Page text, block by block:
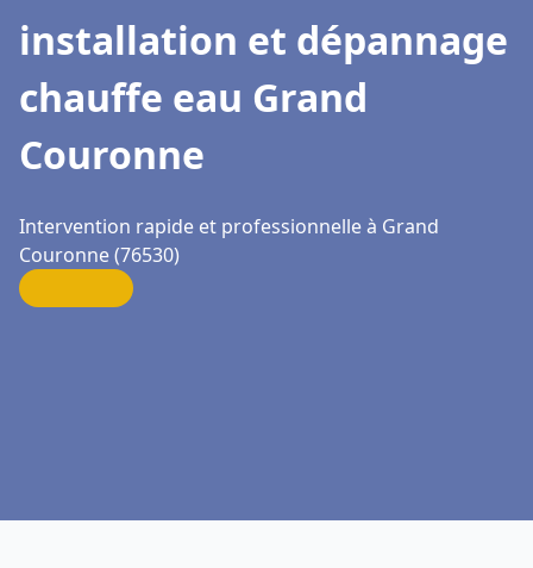
installation et dépannage
chauffe eau Grand
Couronne
Intervention rapide et professionnelle à Grand
Couronne (76530)